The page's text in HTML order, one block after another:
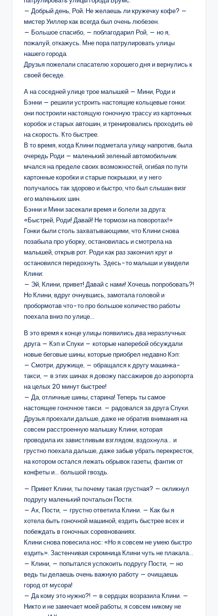
— Добрый день, Рой. Не желаешь ли кружечку кофе? —
мистер Уиллер как всегда был очень любезен.
— Большое спасибо, — поблагодарил Рой, — но я,
пожалуй, откажусь. Мне пора патрулировать улицы
нашего города.
Друзья пожелали спасателю хорошего дня и вернулись к
своей беседе.
А на соседней улице трое малышей — Мини, Роди и
Бэнни — решили устроить настоящие кольцевые гонки:
они построили настоящую гоночную трассу из картонных
коробок и старых автошин, и тренировались проходить её
на скорость. Кто быстрее.
В то время, когда Клини подметала улицу напротив, была
очередь Роди — маленький зеленый автомобильчик
мчался на пределе своих возможностей, огибая по пути
картонные коробки и старые покрышки, и у него
получалось так здорово и быстро, что был слышан визг
его маленьких шин.
Бэнни и Мини засекали время и болели за друга:
«Быстрей, Роди! Давай! Не тормози на поворотах!»
Гонки были столь захватывающими, что Клини снова
позабыла про уборку, остановилась и смотрела на
малышей, открыв рот. Роди как раз закончил круг и
остановился передохнуть. Здесь-то малыши и увидели
Клини:
— Эй, Клини, привет! Давай с нами! Хочешь попробовать?!
Но Клини, вдруг очнувшись, замотала головой и
пробормотав что-то про большое количество работы
поехала вниз по улице…
В это время к конце улицы появились два неразлучных
друга — Кэп и Спуки — которые наперебой обсуждали
новые беговые шины, которые приобрел недавно Кэп:
— Смотри, дружище, — обращался к другу машинка-
такси, — в этих шинах я довожу пассажиров до аэропорта
на целых 20 минут быстрее!
— Да, отличные шины, старина! Теперь ты самое
настоящее гоночное такси. — радовался за друга Спуки.
Друзья проехали дальше, даже не обратив внимания на
совсем расстроенную малышку Клини, которая
проводила их завистливым взглядом, вздохнула… и
грустно поехала дальше, даже забыв убрать перекресток,
на котором остался лежать обрывок газеты, фантик от
конфеты и… большой гвоздь.
— Привет Клини, ты почему такая грустная? — окликнул
подругу маленький почтальон Пости.
— Ах, Пости, — грустно ответила Клини. — Как бы я
хотела быть гоночной машиной, ездить быстрее всех и
побеждать в гоночных соревнованиях.
Клини снова повесила нос: «Но я совсем не умею быстро
ездить». Застенчивая скромница Клини чуть не плакала…
— Клини, — попытался успокоить подругу Пости, — но
ведь ты делаешь очень важную работу — очищаешь
город от мусора!
— Да кому это нужно?! — в сердцах возразила Клини. —
Никто и не замечает моей работы, я совсем никому не